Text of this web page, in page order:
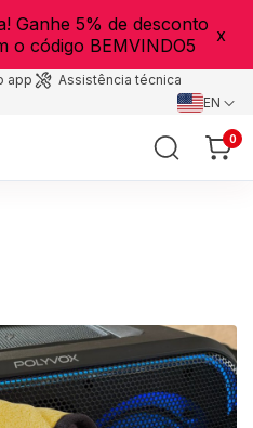
Ganhe 5% de desconto
o código BEMVINDO5
x
app
Assistência técnica
EN
0